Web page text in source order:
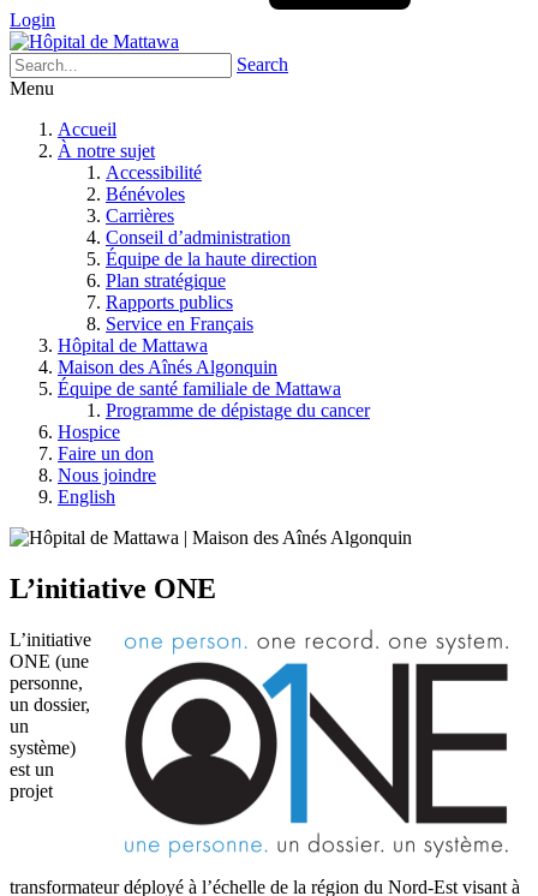
Login
Search
Menu
Accueil
À notre sujet
Accessibilité
Bénévoles
Carrières
Conseil d’administration
Équipe de la haute direction
Plan stratégique
Rapports publics
Service en Français
Hôpital de Mattawa
Maison des Aînés Algonquin
Équipe de santé familiale de Mattawa
Programme de dépistage du cancer
Hospice
Faire un don
Nous joindre
English
L’initiative ONE
L’initiative
ONE (une
personne,
un dossier,
un
système)
est un
projet
transformateur déployé à l’échelle de la région du Nord-Est visant à